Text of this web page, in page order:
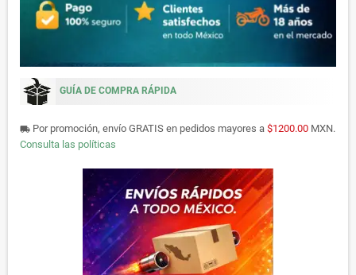
GUÍA DE COMPRA RÁPIDA
local_shipping Por promoción, envío GRATIS en pedidos mayores a $1200.00 MXN.
Consulta las políticas